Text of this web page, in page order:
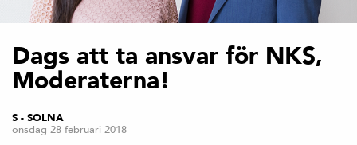
Dags att ta ansvar för NKS,
Moderaterna!
S - SOLNA
onsdag 28 februari 2018